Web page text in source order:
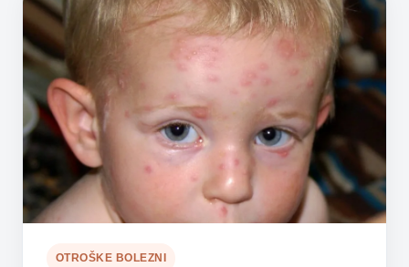
OTROŠKE BOLEZNI